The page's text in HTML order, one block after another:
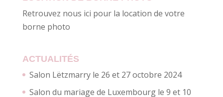
Retrouvez nous ici pour la location de votre
borne photo
ACTUALITÉS
Salon Lëtzmarry le 26 et 27 octobre 2024
Salon du mariage de Luxembourg le 9 et 10